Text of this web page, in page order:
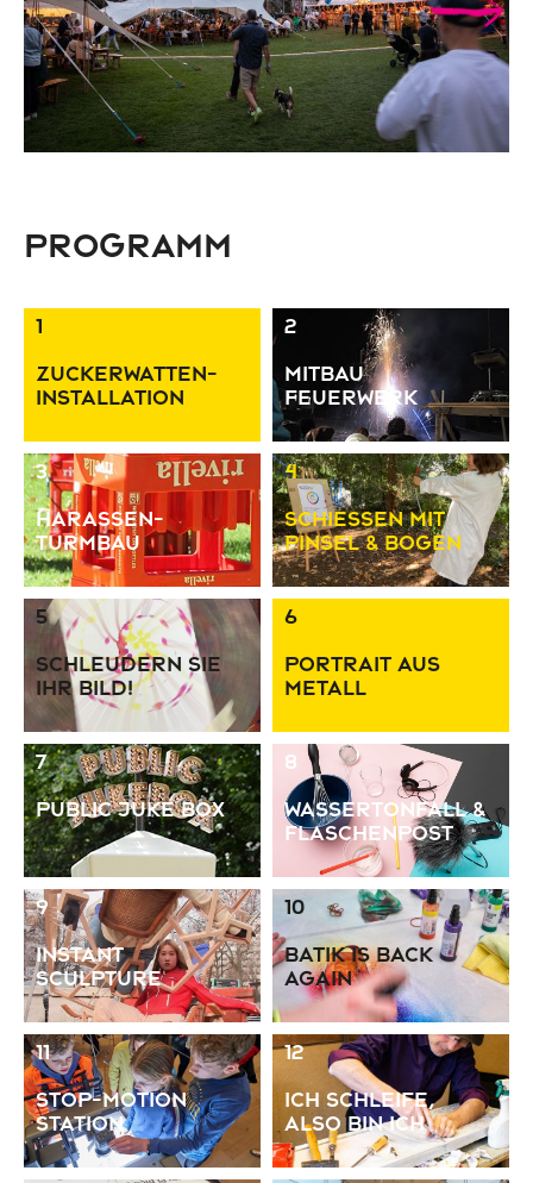
Programm
1
Zuckerwatten­
installation
2
Mitbau
Feuerwerk
3
Harassen­
turmbau
4
Schiessen mit
Pinsel & Bogen
5
Schleudern Sie
Ihr Bild!
6
Portrait aus
Metall
7
Public Juke Box
8
Wassertonfall &
Flaschenpost
9
Instant
Sculpture
10
Batik is back
again
11
Stop-Motion
Station
12
Ich schleife,
also bin ich